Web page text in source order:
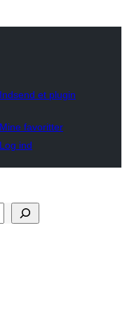
Indsend et plugin
Mine favoritter
Log ind